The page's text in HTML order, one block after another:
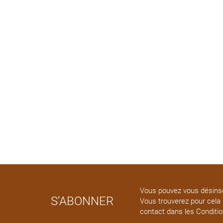
S’ABONNER
Vous pouvez vous
Vous trouverez pour
contact dans les